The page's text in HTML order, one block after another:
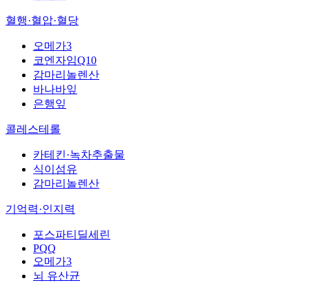
혈행·혈압·혈당
오메가3
코엔자임Q10
감마리놀렌산
바나바잎
은행잎
콜레스테롤
카테킨·녹차추출물
식이섬유
감마리놀렌산
기억력·인지력
포스파티딜세린
PQQ
오메가3
뇌 유산균